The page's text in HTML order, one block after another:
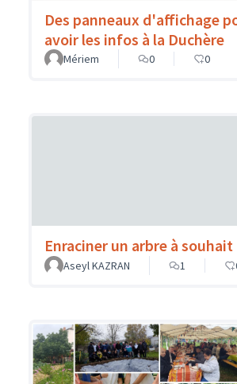
Des panneaux d'affichage
avoir les infos à la Duchère
Mériem
0 0
Enraciner un arbre à souhait
Aseyl KAZRAN 1